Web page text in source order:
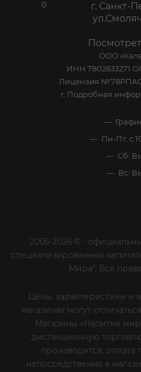
г. Санкт-
ООО
ИНН 7802833271
Лицензия
г. Подробная
Пн-Пт: с
Сб:
Вс:
2005-2026 © -
специализированных
Мира". Все
Цены, характеристики и
магазинах могут
Магазины «Напитки
дистанционную
производится, оплата
непосредственно в